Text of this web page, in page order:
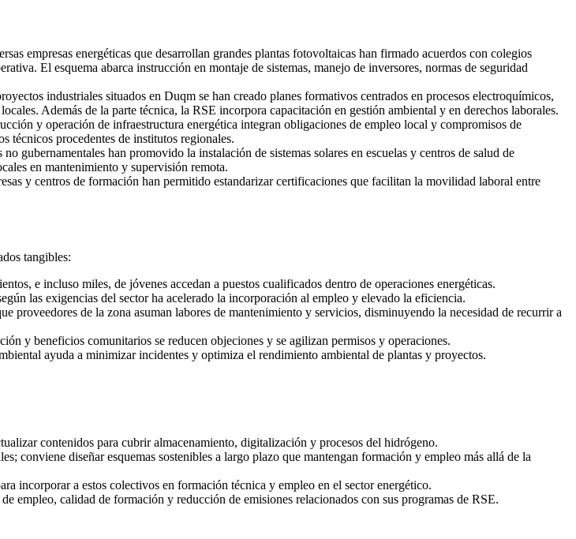
empresas energéticas que desarrollan grandes plantas fotovoltaicas han firmado acuerdos con colegios
El esquema abarca instrucción en montaje de sistemas, manejo de inversores, normas de seguridad
industriales situados en Duqm se han creado planes formativos centrados en procesos electroquímicos,
Además de la parte técnica, la RSE incorpora capacitación en gestión ambiental y en derechos laborales.
y operación de infraestructura energética integran obligaciones de empleo local y compromisos de
técnicos procedentes de institutos regionales.
gubernamentales han promovido la instalación de sistemas solares en escuelas y centros de salud de
en mantenimiento y supervisión remota.
y centros de formación han permitido estandarizar certificaciones que facilitan la movilidad laboral entre
tangibles:
e incluso miles, de jóvenes accedan a puestos cualificados dentro de operaciones energéticas.
las exigencias del sector ha acelerado la incorporación al empleo y elevado la eficiencia.
proveedores de la zona asuman labores de mantenimiento y servicios, disminuyendo la necesidad de recurrir a
y beneficios comunitarios se reducen objeciones y se agilizan permisos y operaciones.
ayuda a minimizar incidentes y optimiza el rendimiento ambiental de plantas y proyectos.
contenidos para cubrir almacenamiento, digitalización y procesos del hidrógeno.
conviene diseñar esquemas sostenibles a largo plazo que mantengan formación y empleo más allá de la
incorporar a estos colectivos en formación técnica y empleo en el sector energético.
empleo, calidad de formación y reducción de emisiones relacionados con sus programas de RSE.